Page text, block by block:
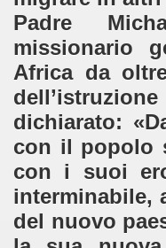
Padre
missionario
Africa da
dichiarato:
con il popolo
con i suoi
interminabile,
del nuovo